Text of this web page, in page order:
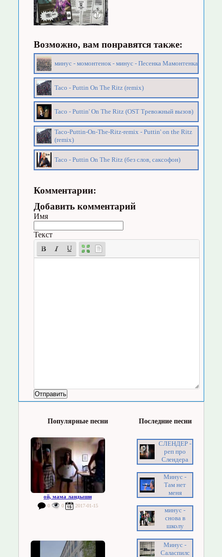
Возможно, вам понравятся также:
минус - момонтенок - минус - Песенка Мамонтенка
Taco - Puttin On The Ritz (remix)
Taco - Puttin' On The Ritz (OST Тревожный вызов)
Taco-Puttin-On-The-Ritz-remix - Puttin' on the Ritz
(remix)
Taco - Puttin On The Ritz (без слов, саксофон)
Комментарии:
Добавить комментарий
Имя
Текст
Популярные песни
ой, мама ландыши
0 0 2017-01-15
Последние песни
СЛЕНДЕР -
реп про
Слендера
Минус -
Там нет
меня
минус -
снова в
школу
Минус -
Саласпилс